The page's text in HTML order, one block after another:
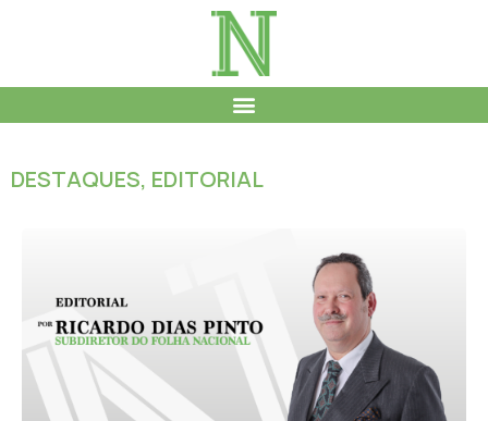
DESTAQUES, EDITORIAL